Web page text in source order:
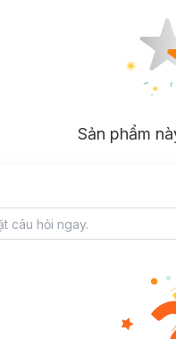
Sản phẩm